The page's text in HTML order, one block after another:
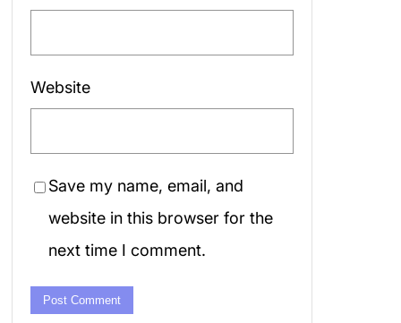
Website
Save my name, email, and
website in this browser for the
next time I comment.